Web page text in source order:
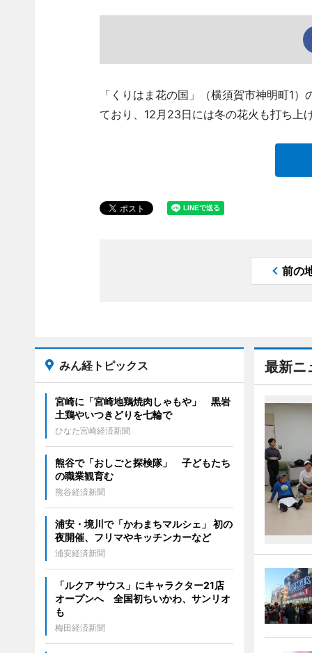
「くりはま花の国」（横須賀市神明町1
ており、12月23日には冬の花火も打ち上
前の
最新ニ
みん経トピックス
宮崎に「宮崎地鶏焼肉しゃもや」 黒岩
土鶏やいつきどりを七輪で
ひなた宮崎経済新聞
熊谷で「おしごと探検隊」 子どもたち
の職業観育む
熊谷経済新聞
浦安・境川で「かわまちマルシェ」 初の
夜開催、フリマやキッチンカーなど
浦安経済新聞
「ルクア サウス」にキャラクター21店
オープンへ 全国初ちいかわ、サンリオ
も
梅田経済新聞